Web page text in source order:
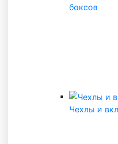
боксов
Чехлы и